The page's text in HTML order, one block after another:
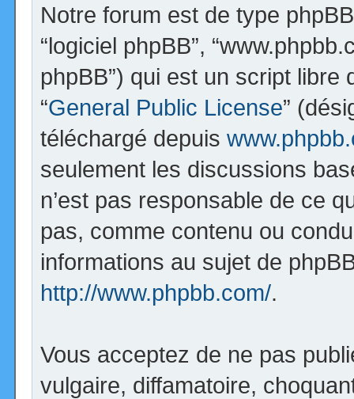
Notre forum est de type phpBB
“logiciel phpBB”,
phpBB”) qui est un script
“General Public License”
téléchargé depuis
seulement les discussions
n’est pas responsable de ce
pas, comme contenu ou
informations au sujet de
http://www.phpbb.com/.
Vous acceptez de ne pas
vulgaire, diffamatoire,